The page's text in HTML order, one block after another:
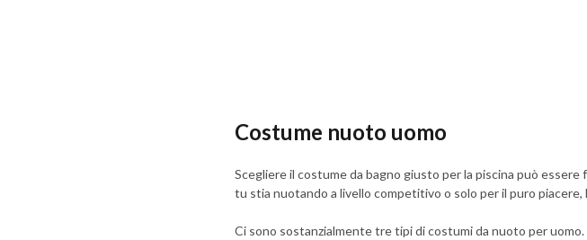
Costume nuoto uomo
Scegliere il costume da bagno giusto per la piscina può
tu stia nuotando a livello competitivo o solo per il puro
Ci sono sostanzialmente tre tipi di costumi da nuoto per